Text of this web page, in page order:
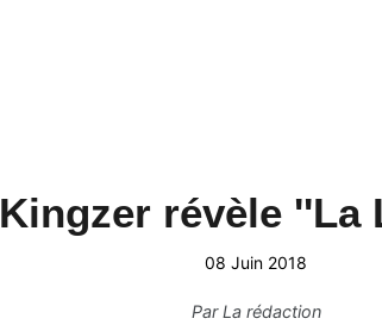
Kingzer révèle ''La
08 Juin 2018
ParLa rédaction